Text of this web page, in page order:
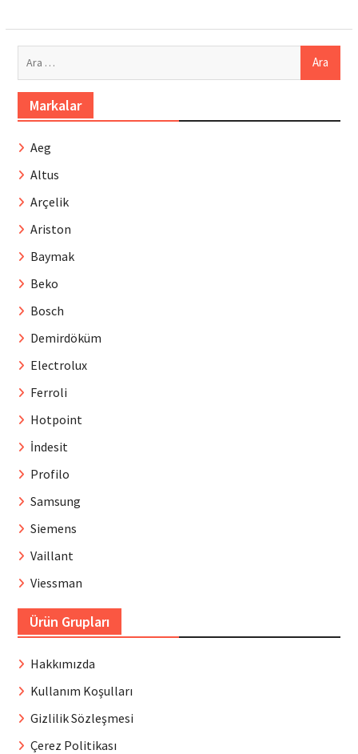
Markalar
Aeg
Altus
Arçelik
Ariston
Baymak
Beko
Bosch
Demirdöküm
Electrolux
Ferroli
Hotpoint
İndesit
Profilo
Samsung
Siemens
Vaillant
Viessman
Ürün Grupları
Hakkımızda
Kullanım Koşulları
Gizlilik Sözleşmesi
Çerez Politikası